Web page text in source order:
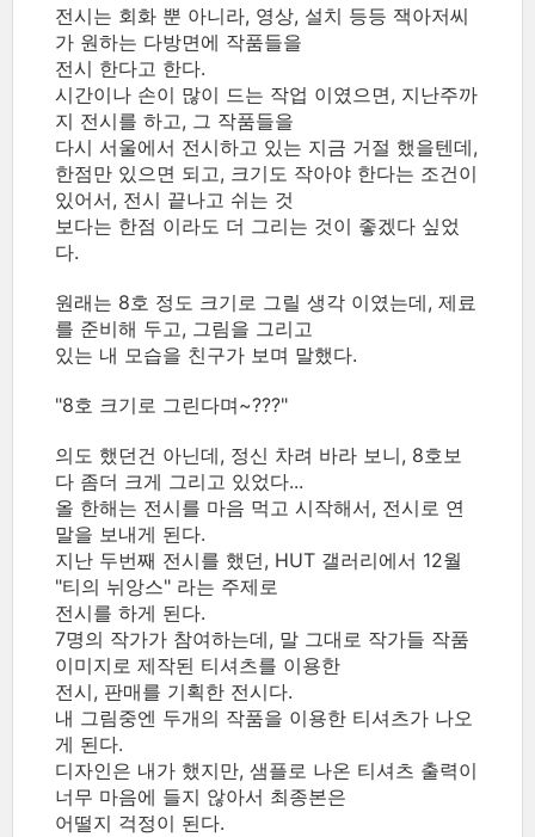
전시는 회화 뿐 아니라, 영상, 설치 등등 잭아저씨
가 원하는 다방면에 작품들을
전시 한다고 한다.
시간이나 손이 많이 드는 작업 이였으면, 지난주까
지 전시를 하고, 그 작품들을
다시 서울에서 전시하고 있는 지금 거절 했을텐데,
한점만 있으면 되고, 크기도 작아야 한다는 조건이
있어서, 전시 끝나고 쉬는 것
보다는 한점 이라도 더 그리는 것이 좋겠다 싶었
다.
원래는 8호 정도 크기로 그릴 생각 이였는데, 제료
를 준비해 두고, 그림을 그리고
있는 내 모습을 친구가 보며 말했다.
"8호 크기로 그린다며~???"
의도 했던건 아닌데, 정신 차려 바라 보니, 8호보
다 좀더 크게 그리고 있었다...
올 한해는 전시를 마음 먹고 시작해서, 전시로 연
말을 보내게 된다.
지난 두번째 전시를 했던, HUT 갤러리에서 12월
"티의 뉘앙스" 라는 주제로
전시를 하게 된다.
7명의 작가가 참여하는데, 말 그대로 작가들 작품
이미지로 제작된 티셔츠를 이용한
전시, 판매를 기획한 전시다.
내 그림중엔 두개의 작품을 이용한 티셔츠가 나오
게 된다.
디자인은 내가 했지만, 샘플로 나온 티셔츠 출력이
너무 마음에 들지 않아서 최종본은
어떨지 걱정이 된다.